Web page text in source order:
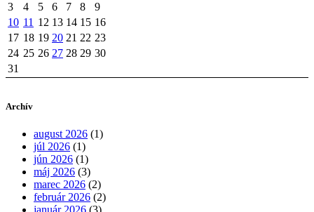
3
4 5 6 7 8
9
10 11 12 13 14 15 16
17 18 19 20 21 22 23
24 25 26 27 28 29 30
31
Archív
august 2026 (1)
júl 2026 (1)
jún 2026 (1)
máj 2026 (3)
marec 2026 (2)
február 2026 (2)
január 2026 (3)